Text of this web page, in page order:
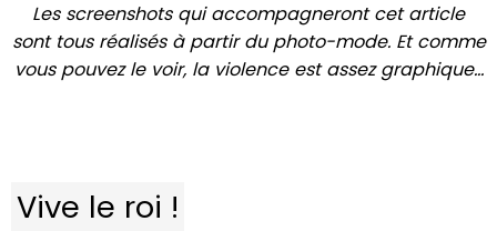
Les screenshots qui accompagneront cet article
sont tous réalisés à partir du photo-mode. Et comme
vous pouvez le voir, la violence est assez graphique…
Vive le roi !